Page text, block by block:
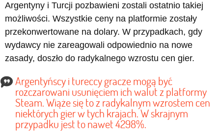
Argentyny i Turcji pozbawieni zostali ostatnio takiej
możliwości. Wszystkie ceny na platformie zostały
przekonwertowane na dolary. W przypadkach, gdy
wydawcy nie zareagowali odpowiednio na nowe
zasady, doszło do radykalnego wzrostu cen gier.
Argentyńscy i tureccy gracze mogą być
rozczarowani usunięciem ich walut z platformy
Steam. Wiąże się to z radykalnym wzrostem cen
niektórych gier w tych krajach. W skrajnym
przypadku jest to nawet 4298%.